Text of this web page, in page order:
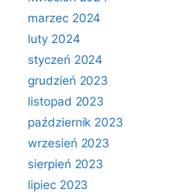
marzec 2024
luty 2024
styczeń 2024
grudzień 2023
listopad 2023
październik 2023
wrzesień 2023
sierpień 2023
lipiec 2023